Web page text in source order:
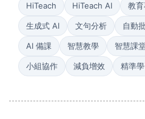
HiTeach HiTeach AI 教
生成式 AI 文句分析 自動
AI 備課 智慧教學 智慧課
小組協作 減負增效 精準